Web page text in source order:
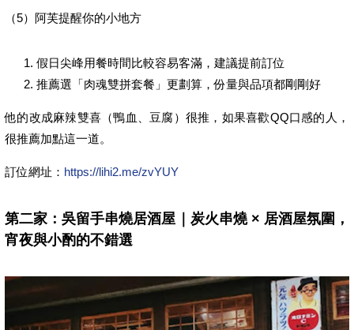
（5）阿芙提醒你的小地方
假日尖峰用餐時間比較容易客滿，建議提前訂位
推薦選「肉魂雙拼套餐」更劃算，份量與品項都剛剛好
他的改成麻辣雙喜（鴨血、豆腐）很推，如果喜歡QQ口感的人，
很推薦加點這一道。
訂位網址： https://lihi2.me/zvYUY
第二家：吳留手串燒居酒屋｜炭火串燒 × 居酒屋氛圍，
宵夜與小酌的不錯選